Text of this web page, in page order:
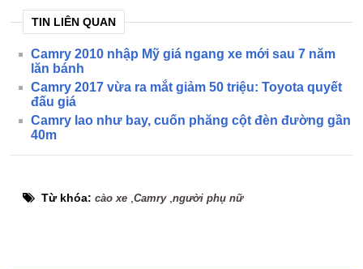
TIN LIÊN QUAN
Camry 2010 nhập Mỹ giá ngang xe mới sau 7 năm
lăn bánh
Camry 2017 vừa ra mắt giảm 50 triệu: Toyota quyết
đấu giá
Camry lao như bay, cuốn phăng cột đèn đường gần
40m
Từ khóa:cào xe ,Camry,người phụ nữ